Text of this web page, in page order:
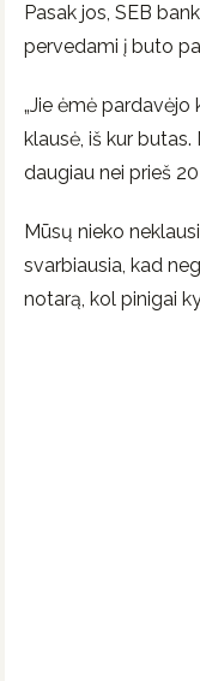
Pasak jos, SEB
pervedami į buto
„Jie ėmė pardavėjo
klausė, iš kur
daugiau nei prieš
Mūsų nieko
svarbiausia, kad
notarą, kol pinigai